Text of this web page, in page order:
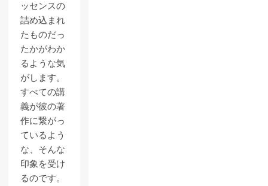
ッセンスの
詰め込まれ
たものだっ
たかがわか
るような気
がします。
すべての講
義が彼の著
作に繋がっ
ているよう
な、そんな
印象を受け
るのです。